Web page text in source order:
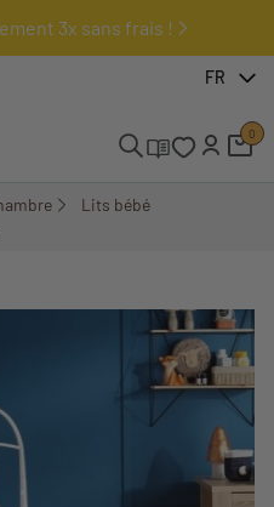
3x sans frais !
FR
0
Lits bébé